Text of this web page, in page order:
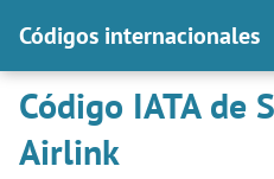
Códigos internacionales
Código IATA de
Airlink